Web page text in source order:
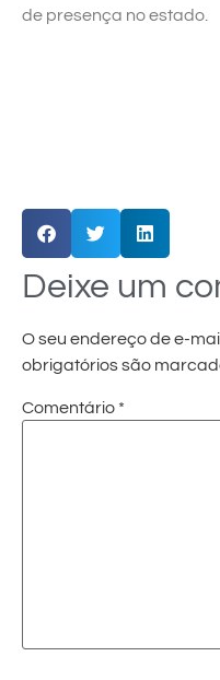
de presença no estado.
Deixe um
O seu endereço de e-
obrigatórios são
Comentário *